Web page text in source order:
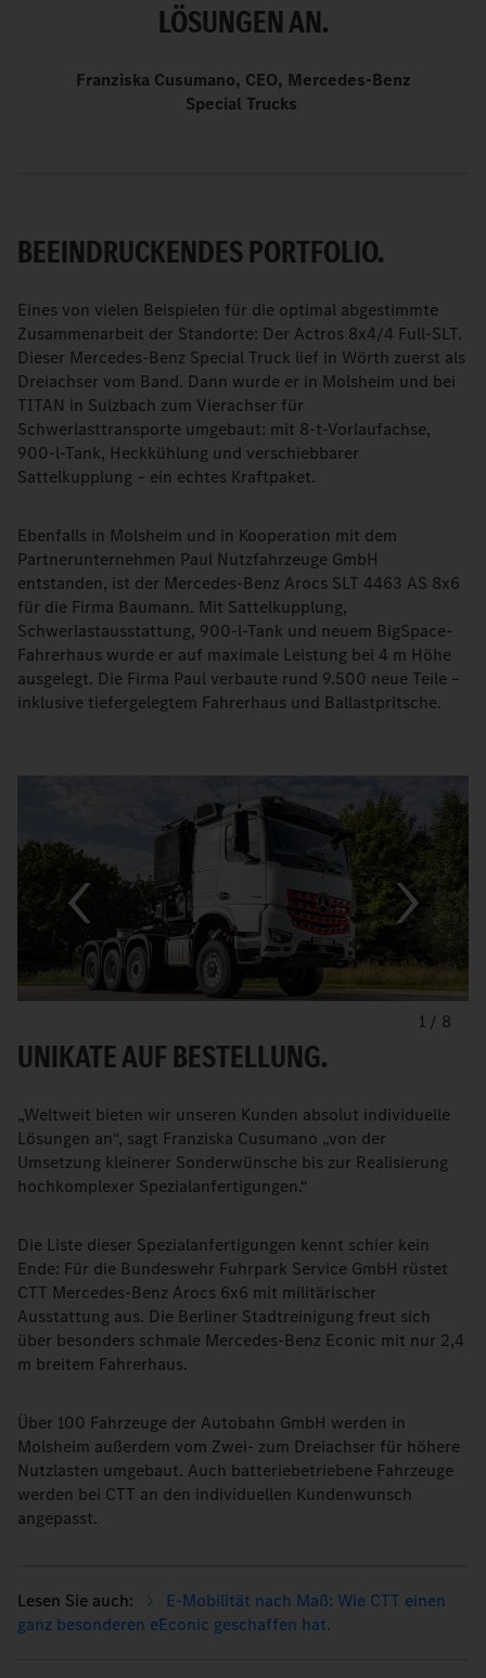
LÖSUNGEN AN.
Franziska Cusumano, CEO, Mercedes-Benz
Special Trucks
BEEINDRUCKENDES PORTFOLIO.
Eines von vielen Beispielen für die optimal abgestimmte
Zusammenarbeit der Standorte: Der Actros 8x4/4 Full-SLT.
Dieser Mercedes-Benz Special Truck lief in Wörth zuerst als
Dreiachser vom Band. Dann wurde er in Molsheim und bei
TITAN in Sulzbach zum Vierachser für
Schwerlasttransporte umgebaut: mit 8-t-Vorlaufachse,
900-l-Tank, Heckkühlung und verschiebbarer
Sattelkupplung – ein echtes Kraftpaket.
Ebenfalls in Molsheim und in Kooperation mit dem
Partnerunternehmen Paul Nutzfahrzeuge GmbH
entstanden, ist der Mercedes-Benz Arocs SLT 4463 AS 8x6
für die Firma Baumann. Mit Sattelkupplung,
Schwerlastausstattung, 900-l-Tank und neuem BigSpace-
Fahrerhaus wurde er auf maximale Leistung bei 4 m Höhe
ausgelegt. Die Firma Paul verbaute rund 9.500 neue Teile –
inklusive tiefergelegtem Fahrerhaus und Ballastpritsche.
1 / 8
UNIKATE AUF BESTELLUNG.
„Weltweit bieten wir unseren Kunden absolut individuelle
Lösungen an“, sagt Franziska Cusumano „von der
Umsetzung kleinerer Sonderwünsche bis zur Realisierung
hochkomplexer Spezialanfertigungen.“
Die Liste dieser Spezialanfertigungen kennt schier kein
Ende: Für die Bundeswehr Fuhrpark Service GmbH rüstet
CTT Mercedes-Benz Arocs 6x6 mit militärischer
Ausstattung aus. Die Berliner Stadtreinigung freut sich
über besonders schmale Mercedes-Benz Econic mit nur 2,4
m breitem Fahrerhaus.
Über 100 Fahrzeuge der Autobahn GmbH werden in
Molsheim außerdem vom Zwei- zum Dreiachser für höhere
Nutzlasten umgebaut. Auch batteriebetriebene Fahrzeuge
werden bei CTT an den individuellen Kundenwunsch
angepasst.
E-Mobilität nach Maß: Wie CTT einen
ganz besonderen eEconic geschaffen hat.